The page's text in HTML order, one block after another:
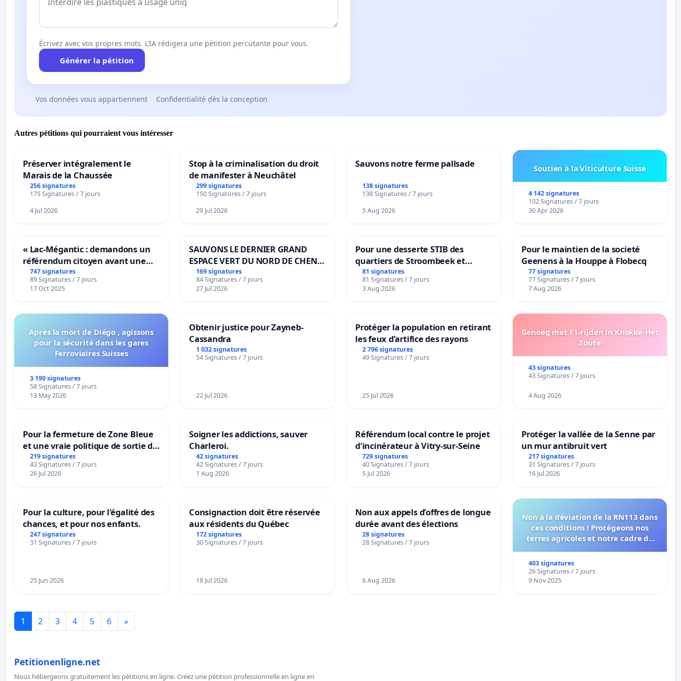
Écrivez avec vos propres mots. L’IA rédigera une pétition percutante pour vous.
Générer la pétition
Vos données vous appartiennent Confidentialité dès la conception
Autres pétitions qui pourraient vous intéresser
Préserver intégralement le
Marais de la Chaussée
256 signatures
175 Signatures / 7 jours
4 Jul 2026
Stop à la criminalisation du droit
de manifester à Neuchâtel
299 signatures
150 Signatures / 7 jours
29 Jul 2026
Sauvons notre ferme pallsade
138 signatures
138 Signatures / 7 jours
5 Aug 2026
Soutien à la Viticulture Suisse
4 142 signatures
102 Signatures / 7 jours
30 Apr 2026
« Lac-Mégantic : demandons un
référendum citoyen avant une
transformation irréversible de
notre territoire »
747 signatures
89 Signatures / 7 jours
17 Oct 2025
SAUVONS LE DERNIER GRAND
ESPACE VERT DU NORD DE CHENE-
BOUGERIES
169 signatures
84 Signatures / 7 jours
27 Jul 2026
Pour une desserte STIB des
quartiers de Stroombeek et
Beauval - Voor een MIVB-
bediening van de wijken
Strombeek en Het Voor
81 signatures
81 Signatures / 7 jours
3 Aug 2026
Pour le maintien de la societé
Geenens à la Houppe à Flobecq
77 signatures
77 Signatures / 7 jours
7 Aug 2026
Après la mort de Diégo , agissons
pour la sécurité dans les gares
Ferroviaires Suisses
3 190 signatures
58 Signatures / 7 jours
13 May 2026
Obtenir justice pour Zayneb-
Cassandra
1 032 signatures
54 Signatures / 7 jours
22 Jul 2026
Protéger la population en retirant
les feux d’artifice des rayons
2 796 signatures
49 Signatures / 7 jours
25 Jul 2026
Genoeg met F1-rijden in Knokke-Het
Zoute
43 signatures
43 Signatures / 7 jours
4 Aug 2026
Pour la fermeture de Zone Bleue
et une vraie politique de sortie de
la dépendance
219 signatures
43 Signatures / 7 jours
26 Jul 2026
Soigner les addictions, sauver
Charleroi.
42 signatures
42 Signatures / 7 jours
1 Aug 2026
Référendum local contre le projet
d'incinérateur à Vitry-sur-Seine
729 signatures
40 Signatures / 7 jours
5 Jul 2026
Protéger la vallée de la Senne par
un mur antibruit vert
217 signatures
31 Signatures / 7 jours
16 Jul 2026
Pour la culture, pour l'égalité des
chances, et pour nos enfants.
247 signatures
31 Signatures / 7 jours
25 Jun 2026
Consignaction doit être réservée
aux résidents du Québec
172 signatures
30 Signatures / 7 jours
18 Jul 2026
Non aux appels d’offres de longue
durée avant des élections
28 signatures
28 Signatures / 7 jours
6 Aug 2026
Non à la déviation de la RN113 dans
ces conditions ! Protégeons nos
terres agricoles et notre cadre de
403 signatures
26 Signatures / 7 jours
9 Nov 2025
1 2 3 4 5 6 »
Petitionenligne.net
Nous hébergeons gratuitement les pétitions en ligne. Créez une pétition professionnelle en ligne en